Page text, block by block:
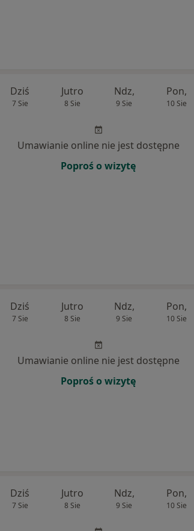
Dziś
7 Sie
Jutro
8 Sie
Ndz,
9 Sie
Pon,
10 Sie
Umawianie online nie jest dostępne
Poproś o wizytę
Dziś
7 Sie
Jutro
8 Sie
Ndz,
9 Sie
Pon,
10 Sie
Umawianie online nie jest dostępne
Poproś o wizytę
Dziś
7 Sie
Jutro
8 Sie
Ndz,
9 Sie
Pon,
10 Sie